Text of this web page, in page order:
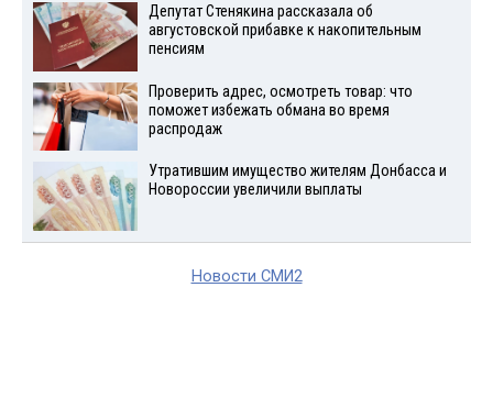
Депутат Стенякина рассказала об
августовской прибавке к накопительным
пенсиям
Проверить адрес, осмотреть товар: что
поможет избежать обмана во время
распродаж
Утратившим имущество жителям Донбасса и
Новороссии увеличили выплаты
Новости СМИ2